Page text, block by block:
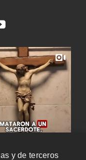
y de terceros